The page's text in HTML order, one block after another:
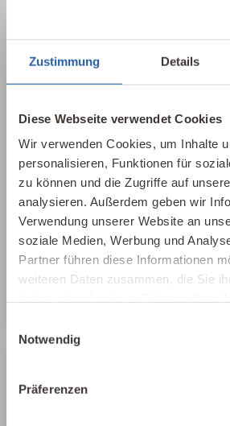
Zustimmung Details
Diese Webseite verwendet Cookies
Wir verwenden Cookies, um Inhalte
personalisieren, Funktionen für
zu können und die Zugriffe auf
analysieren. Außerdem geben wir
Verwendung unserer Website an
soziale Medien, Werbung und
Partner führen diese Informationen
weiteren Daten zusammen, die Sie
Notwendig
Präferenzen
Über die
gebauten Umwelt. Wie wirken
Baustoffe und Architektur auf
Natur aus? Dabei werden
gesundheitliche, nachhaltige
gestalterische Aspekte
Baubiologie
25 Leitlinien